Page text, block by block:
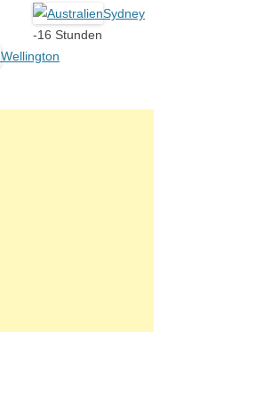
Sydney
-16 Stunden
Wellington